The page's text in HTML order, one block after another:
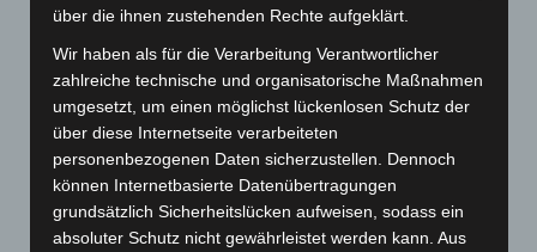
Mauer warf und den heraustretenden Verterteidiger
am Kopf traf. Rote Karte. Trotzdem ging das Team
nur mit einem Rückstand von 3 Toren in die
Halbzeit. Mit nur einem Feldspieler auf der Bank
ging das Team in die zweite Halbzeit und spielte
diese diszipliniert zu Ende. Bis zum Abpfiff
mussten die Ehinger sich immer wieder den gut
über die ihnen zustehenden Rechte aufgeklärt.
Wir haben als für die Verarbeitung Verantwortlicher
zahlreiche technische und organisatorische Maßnahmen
umgesetzt, um einen möglichst lückenlosen Schutz der
über diese Internetseite verarbeiteten
personenbezogenen Daten sicherzustellen. Dennoch
können Internetbasierte Datenübertragungen
grundsätzlich Sicherheitslücken aufweisen, sodass ein
absoluter Schutz nicht gewährleistet werden kann. Aus